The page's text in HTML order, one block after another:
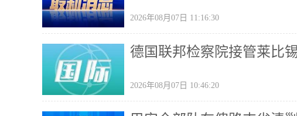
2026年08月07日 11:16:30
德国联邦检察院接管莱比
2026年08月07日 10:46:20